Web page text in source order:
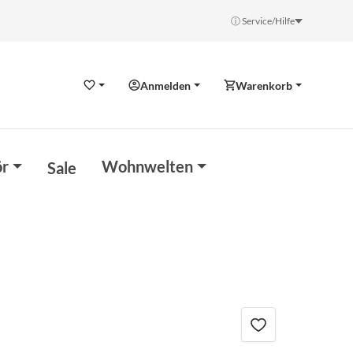
ⓘ Service/Hilfe
WunschzettelAnmelden Warenkorb
Sale Wohnwelten